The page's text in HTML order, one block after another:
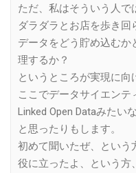
ただ、私はそういう人で
ダラダラとお店を歩き回
データをどう貯め込む
理するか？
というところが実現に向
ここでデータサイエンテ
Linked Open Dataみたい
と思ったりもします。
初めて聞いたぜ、という
役に立ったよ、という方